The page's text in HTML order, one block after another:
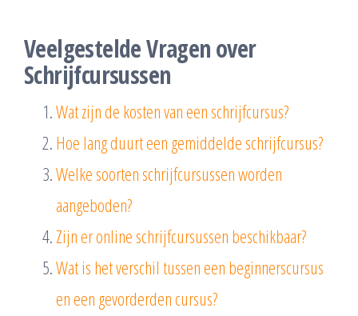
Veelgestelde Vragen over
Schrijfcursussen
Wat zijn de kosten van een schrijfcursus?
Hoe lang duurt een gemiddelde schrijfcursus?
Welke soorten schrijfcursussen worden
aangeboden?
Zijn er online schrijfcursussen beschikbaar?
Wat is het verschil tussen een beginnerscursus
en een gevorderden cursus?